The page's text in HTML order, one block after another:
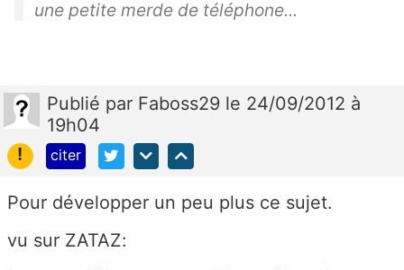
une petite merde de téléphone...
Publié par Faboss29 le 24/09/2012 à
19h04
!
citer
Pour développer un peu plus ce sujet.
vu sur ZATAZ: